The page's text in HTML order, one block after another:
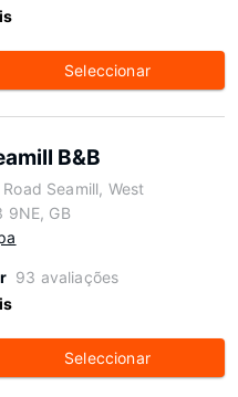
Seleccionar
B&B
Seamill, West
9NE, GB
93 avaliações
Seleccionar